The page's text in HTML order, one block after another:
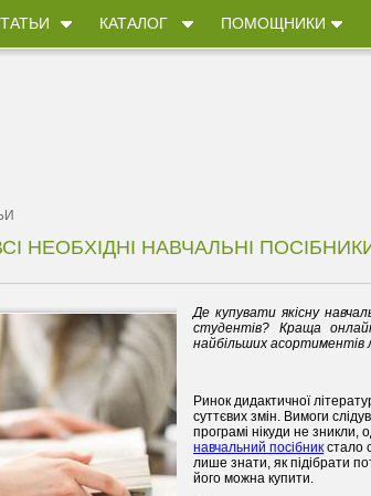
КАТАЛОГ ПОМОЩНИКИ
НЕОБХІДНІ НАВЧАЛЬНІ
Де купувати якісну
студентів? Краща
найбільших асортиментів
Ринок дидактичної
суттєвих змін. Вимоги
програмі нікуди не зникли,
навчальний посібник стало
лише знати, як підібрати
його можна купити.